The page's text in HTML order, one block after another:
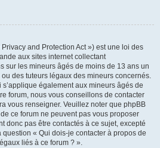
and Protection Act ») est une loi des
aux sites internet collectant
sur les mineurs âgés de moins de 13 ans un
des tuteurs légaux des mineurs concernés.
également aux mineurs âgés de
forum, nous vous conseillons de contacter
vous renseigner. Veuillez noter que phpBB
ce forum ne peuvent pas vous proposer
donc pas être contactés à ce sujet, excepté
question « Qui dois-je contacter à propos de
liés à ce forum ? ».